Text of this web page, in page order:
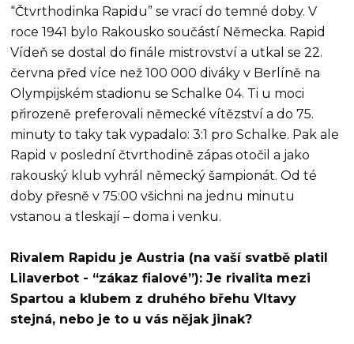
“Čtvrthodinka Rapidu” se vrací do temné doby. V
roce 1941 bylo Rakousko součástí Německa. Rapid
Vídeň se dostal do finále mistrovství a utkal se 22.
června před více než 100 000 diváky v Berlíně na
Olympijském stadionu se Schalke 04. Ti u moci
přirozeně preferovali německé vítězství a do 75.
minuty to taky tak vypadalo: 3:1 pro Schalke. Pak ale
Rapid v poslední čtvrthodině zápas otočil a jako
rakouský klub vyhrál německý šampionát. Od té
doby přesně v 75:00 všichni na jednu minutu
vstanou a tleskají – doma i venku.
Rivalem Rapidu je Austria (na vaší svatbě platil
Lilaverbot - “zákaz fialové”): Je rivalita mezi
Spartou a klubem z druhého břehu Vltavy
stejná, nebo je to u vás nějak jinak?